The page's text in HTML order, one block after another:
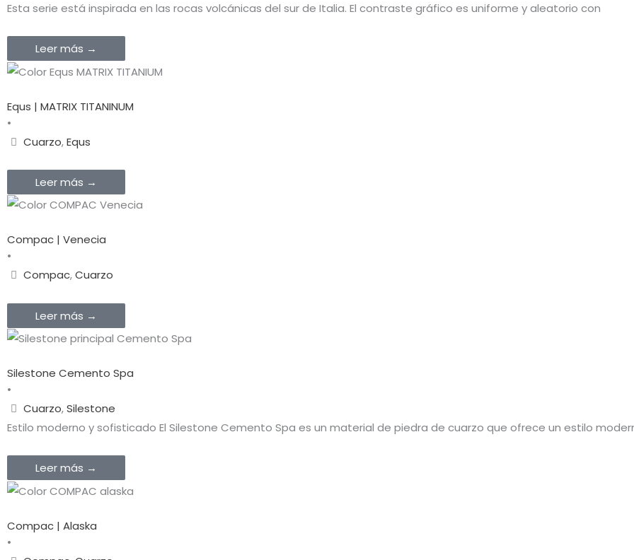
Esta serie está inspirada en las rocas volcánicas del sur de Italia. El contraste gráfico es uniforme y aleatorio con
Leer más →
Equs | MATRIX TITANINUM
•
Cuarzo,Equs
Leer más →
Compac | Venecia
•
Compac,Cuarzo
Leer más →
Silestone Cemento Spa
•
Cuarzo,Silestone
Estilo moderno y sofisticado El Silestone Cemento Spa es un material de piedra de cuarzo que ofrece un estilo
Leer más →
Compac | Alaska
•